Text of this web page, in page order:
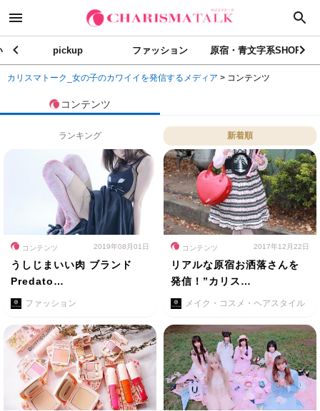
pickup ファッション 原宿・青文字系SHOP
カリスマトーク_女の子のカワイイを発信するメディア > コンテンツ
コンテンツ
ランキング 新着順
コンテンツ 2019年08月01日
うしじまいい肉 ブランド
Predato…
ファッション
コンテンツ 2017年12月22日
リアルな原宿お洒落さんを
発信！”カリス…
メイク・コスメ・ヘアスタイル